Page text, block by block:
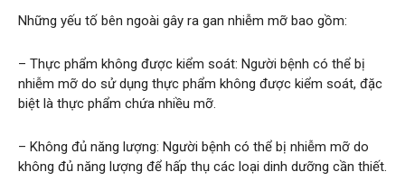
Những yếu tố bên ngoài gây ra gan nhiễm mỡ bao gồm:
– Thực phẩm không được kiểm soát: Người bệnh có thể bị
nhiễm mỡ do sử dụng thực phẩm không được kiểm soát, đặc
biệt là thực phẩm chứa nhiều mỡ.
– Không đủ năng lượng: Người bệnh có thể bị nhiễm mỡ do
không đủ năng lượng để hấp thụ các loại dinh dưỡng cần thiết.